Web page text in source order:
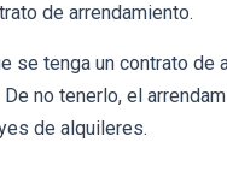
de arrendamiento.
se tenga un contrato de
De no tenerlo, el
de alquileres.